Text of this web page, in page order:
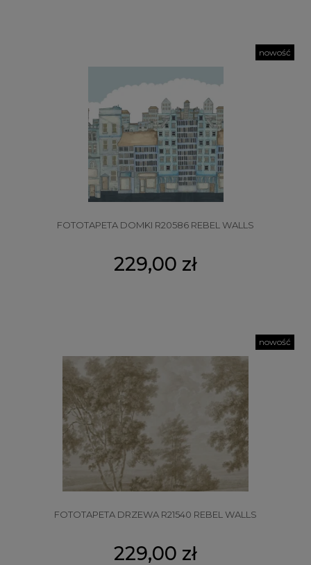
FOTOTAPETA DOMKI R20586 REBEL WALLS
229,00 zł
nowość
FOTOTAPETA DRZEWA R21540 REBEL WALLS
229,00 zł
nowość